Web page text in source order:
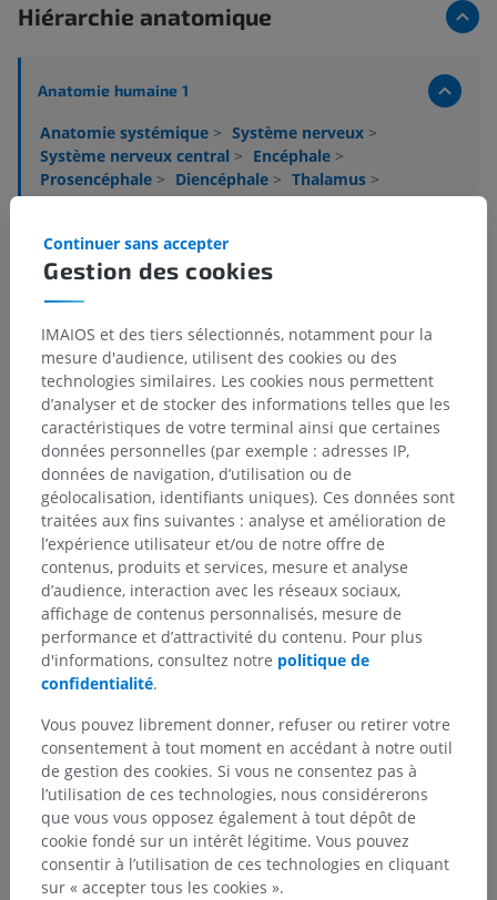
Hiérarchie anatomique
Anatomie humaine 1
Anatomie systémique > Système nerveux >
Système nerveux central > Encéphale >
Prosencéphale > Diencéphale > Thalamus >
Substance blanche du thalamus> Lemnisque latéral
Structures sous-jacentes :
sous-jacente
Traductions
Vous avez vu une erreur ?
N’hésitez pas à nous suggérer une correction, une
traduction, une amélioration de contenu.
Signaler un problème
TÉLÉCHARGEZ L'APPLI
Gestion des cookies
Continuer sans accepter
IMAIOS et des tiers sélectionnés, notamment pour la
mesure d'audience, utilisent des cookies ou des
technologies similaires. Les cookies nous permettent
d’analyser et de stocker des informations telles que les
caractéristiques de votre terminal ainsi que certaines
données personnelles (par exemple : adresses IP,
données de navigation, d’utilisation ou de
géolocalisation, identifiants uniques). Ces données sont
traitées aux fins suivantes : analyse et amélioration de
l’expérience utilisateur et/ou de notre offre de
contenus, produits et services, mesure et analyse
d’audience, interaction avec les réseaux sociaux,
affichage de contenus personnalisés, mesure de
performance et d’attractivité du contenu. Pour plus
d'informations, consultez notre politique de
confidentialité.
Vous pouvez librement donner, refuser ou retirer votre
consentement à tout moment en accédant à notre outil
de gestion des cookies. Si vous ne consentez pas à
l’utilisation de ces technologies, nous considérerons
que vous vous opposez également à tout dépôt de
cookie fondé sur un intérêt légitime. Vous pouvez
consentir à l’utilisation de ces technologies en cliquant
sur « accepter tous les cookies ».